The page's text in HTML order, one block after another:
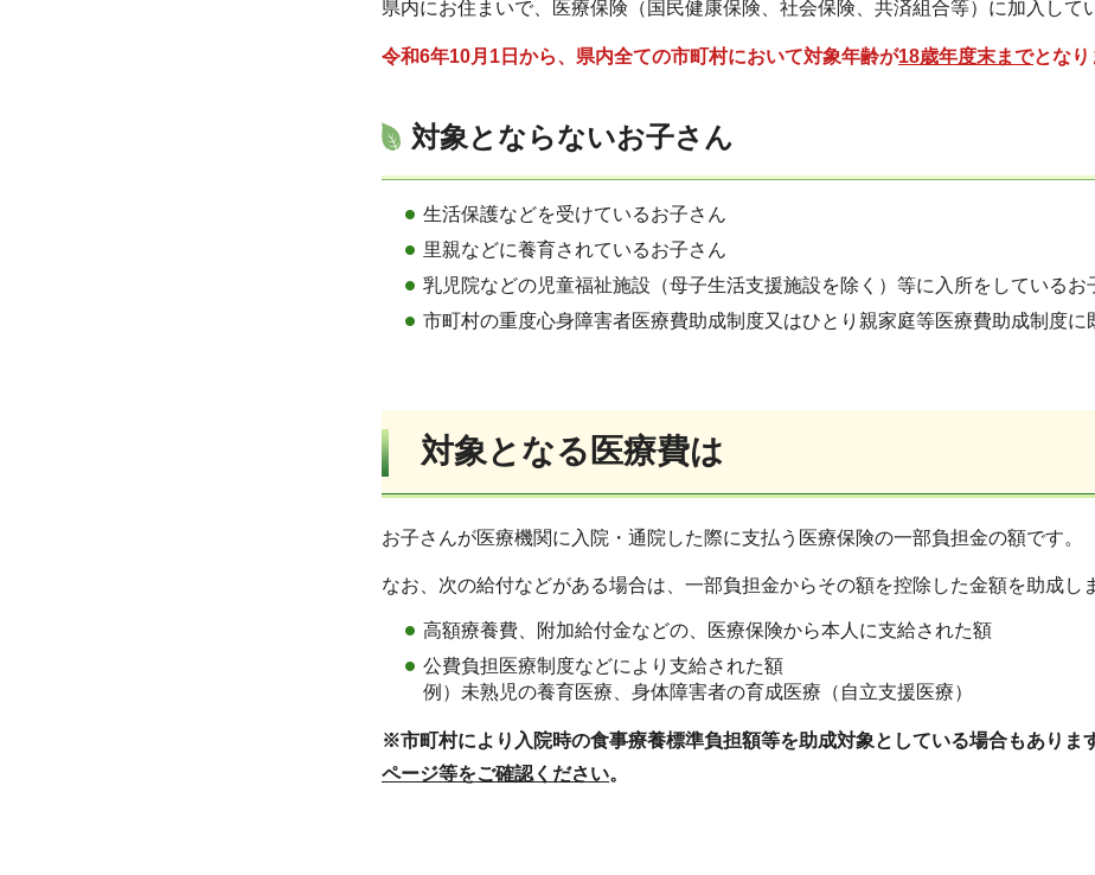
県内にお住まいで、医療保険（国民健康保険、社会保険、共済組合等）に加入して
令和6年10月1日から、県内全ての市町村において対象年齢が18歳年度末までとなり
対象とならないお子さん
生活保護などを受けているお子さん
里親などに養育されているお子さん
乳児院などの児童福祉施設（母子生活支援施設を除く）等に入所をしているお
市町村の重度心身障害者医療費助成制度又はひとり親家庭等医療費助成制度に
対象となる医療費は
お子さんが医療機関に入院・通院した際に支払う医療保険の一部負担金の額です。
なお、次の給付などがある場合は、一部負担金からその額を控除した金額を助成し
高額療養費、附加給付金などの、医療保険から本人に支給された額
公費負担医療制度などにより支給された額
例）未熟児の養育医療、身体障害者の育成医療（自立支援医療）
※市町村により入院時の食事療養標準負担額等を助成対象としている場合もありま
ページ等をご確認ください。